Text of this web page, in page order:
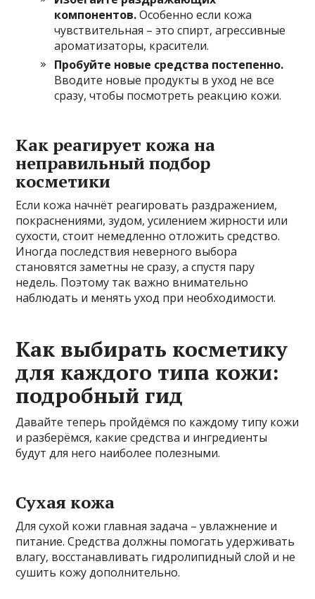
компонентов.Особенно если кожа
чувствительная – это спирт, агрессивные
ароматизаторы, красители.
Пробуйте новые средства постепенно.
Вводите новые продукты в уход не все
сразу, чтобы посмотреть реакцию кожи.
Как реагирует кожа на
неправильный подбор
косметики
Если кожа начнёт реагировать раздражением,
покраснениями, зудом, усилением жирности или
сухости, стоит немедленно отложить средство.
Иногда последствия неверного выбора
становятся заметны не сразу, а спустя пару
недель. Поэтому так важно внимательно
наблюдать и менять уход при необходимости.
Как выбирать косметику
для каждого типа кожи:
подробный гид
Давайте теперь пройдёмся по каждому типу кожи
и разберёмся, какие средства и ингредиенты
будут для него наиболее полезными.
Сухая кожа
Для сухой кожи главная задача – увлажнение и
питание. Средства должны помогать удерживать
влагу, восстанавливать гидролипидный слой и не
сушить кожу дополнительно.